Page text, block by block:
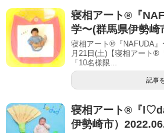
寝相アート®︎『
学〜(群馬県伊勢崎
寝相アート®『NAFUDA
月21日(土)【寝相アート®︎
「10名様限...
記事
寝相アート®︎『
伊勢崎市）